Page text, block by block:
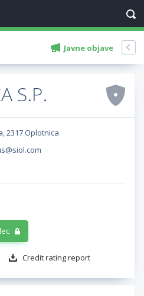
Javne objave
S.P.
2317 Oplotnica
Credit rating report